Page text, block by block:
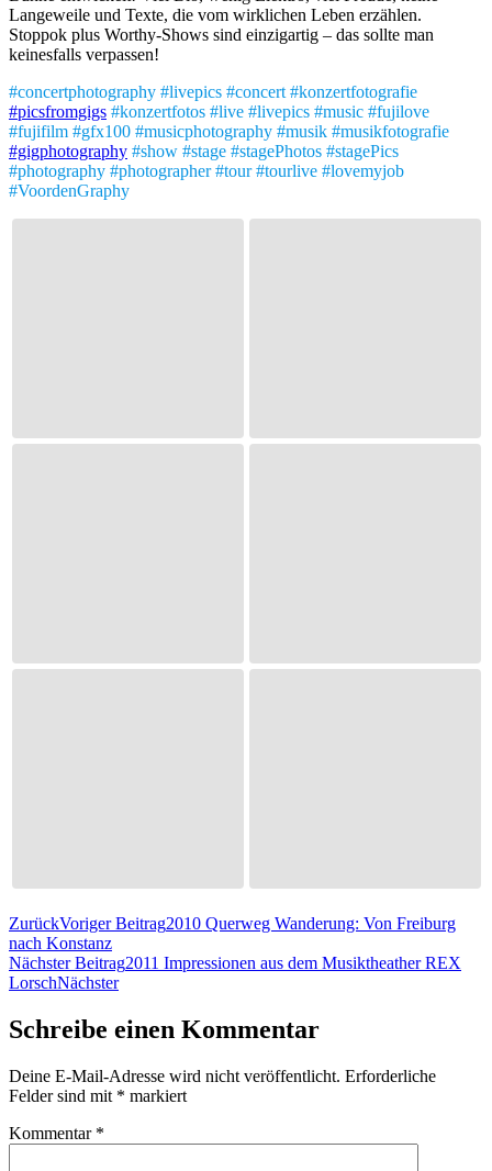
Langeweile und Texte, die vom wirklichen Leben erzählen.
Stoppok plus Worthy-Shows sind einzigartig – das sollte man
keinesfalls verpassen!
#concertphotography #livepics #concert #konzertfotografie
#picsfromgigs #konzertfotos #live #livepics #music #fujilove
#fujifilm #gfx100 #musicphotography #musik #musikfotografie
#gigphotography #show #stage #stagePhotos #stagePics
#photography #photographer #tour #tourlive #lovemyjob
#VoordenGraphy
ZurückVoriger Beitrag2010 Querweg Wanderung: Von Freiburg
nach Konstanz
Nächster Beitrag2011 Impressionen aus dem Musiktheather REX
LorschNächster
Schreibe einen Kommentar
Deine E-Mail-Adresse wird nicht veröffentlicht. Erforderliche
Felder sind mit * markiert
Kommentar *